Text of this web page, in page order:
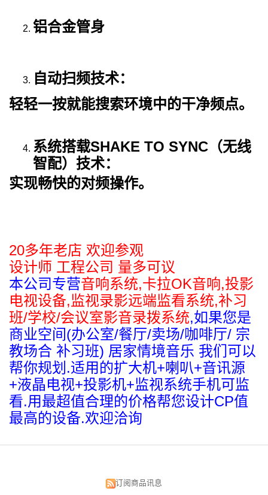
铝合金管身
自动扫频技术：
轻轻一按就能搜索环境中的干净频点。
系统搭载SHAKE TO SYNC （无线
智配）技术：
实现畅快的对频操作。
20多年老店 欢迎参观
设计师 工程公司 量多可议
本公司专营音响系统,卡拉OK音响,投影
电视设备,监视录影远端监看系统,补习
班/学校/会议室影音录拨系统,如果您是
商业空间(办公室/餐厅/卖场/咖啡厅/ 宗
教场合 补习班) 居家情境音乐 我们可以
帮你规划.适用的扩大机+喇叭+音讯源
+液晶电视+投影机+监视系统手机可监
看.用最超值合理的价格帮您设计CP值
最高的设备.欢迎洽询
订阅商品讯息